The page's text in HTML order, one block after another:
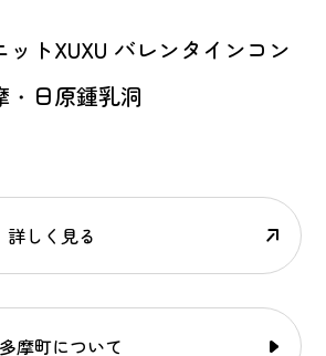
トXUXU バレンタインコン
・日原鍾乳洞
詳しく見る
摩町について